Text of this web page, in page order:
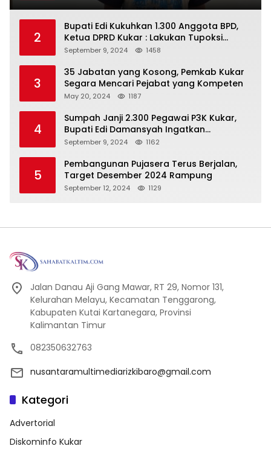
2
Bupati Edi Kukuhkan 1.300 Anggota BPD,
Ketua DPRD Kukar : Lakukan Tupoksi
Dengan Baik Untuk Wujudkan
September 9, 2024 1458
3
35 Jabatan yang Kosong, Pemkab Kukar
Segara Mencari Pejabat yang Kompeten
May 20, 2024 1187
4
Sumpah Janji 2.300 Pegawai P3K Kukar,
Bupati Edi Damansyah Ingatkan
Tanggung Jawab Baru
September 9, 2024 1162
5
Pembangunan Pujasera Terus Berjalan,
Target Desember 2024 Rampung
September 12, 2024 1129
Jalan Danau Aji Gang Mawar, RT 29, Nomor 131,
Kelurahan Melayu, Kecamatan Tenggarong,
Kabupaten Kutai Kartanegara, Provinsi
Kalimantan Timur
082350632763
nusantaramultimediarizkibaro@gmail.com
Kategori
Advertorial
Diskominfo Kukar